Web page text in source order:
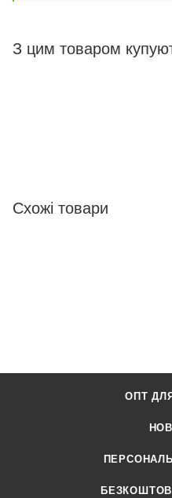
З цим товаром
Схожі товари
ОПТ